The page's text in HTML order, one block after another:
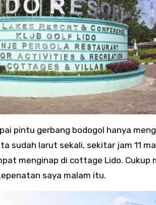
pintu gerbang bodogol hanya
sudah larut sekali, sekitar jam 11
menginap di cottage Lido. Cukup
saya malam itu.